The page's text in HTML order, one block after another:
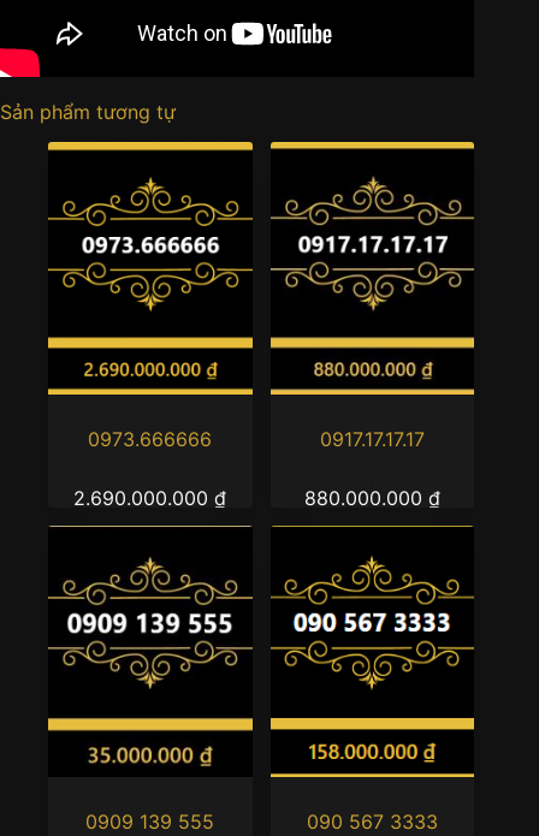
Sản phẩm tương tự
0973.666666
2.690.000.000₫
0917.17.17.17
880.000.000 ₫
0909 139 555 090 567 3333